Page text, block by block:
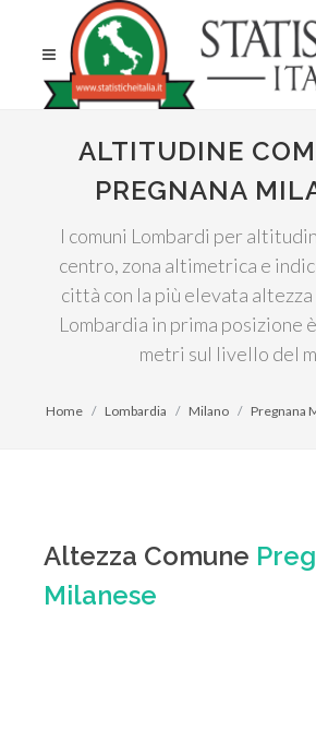
ALTITUDINE
PREGNANA
I comuni Lombardi per
centro, zona altimetrica e
città con la più elevata
Lombardia in prima posizione
metri sul livello del
Home Lombardia Milano Pregnana
Altezza Comune
Milanese